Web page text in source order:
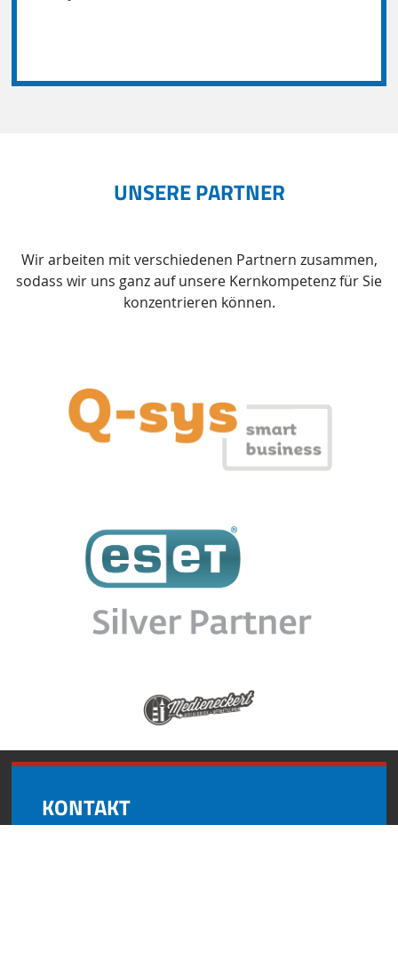
UNSERE PARTNER
Wir arbeiten mit verschiedenen Partnern zusammen,
sodass wir uns ganz auf unsere Kernkompetenz für Sie
konzentrieren können.
KONTAKT